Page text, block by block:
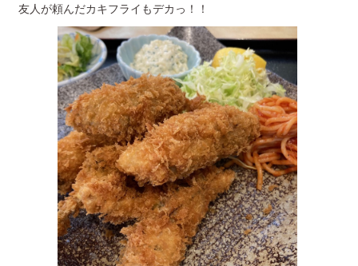
友人が頼んだカキフライもデカっ！！